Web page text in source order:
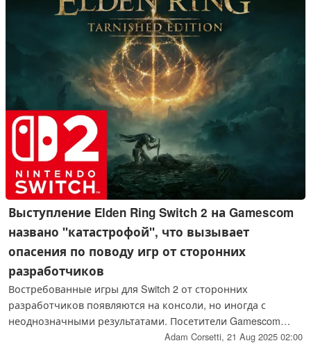
Выступление Elden Ring Switch 2 на Gamescom
названо "катастрофой", что вызывает
опасения по поводу игр от сторонних
разработчиков
Востребованные игры для Switch 2 от сторонних
разработчиков появляются на консоли, но иногда с
неоднозначными результатами. Посетители Gamescom
2025 беспокоятся о том, как Elden Ring Tarnished Edition
Adam Corsetti, 21 Aug 2025 02:00